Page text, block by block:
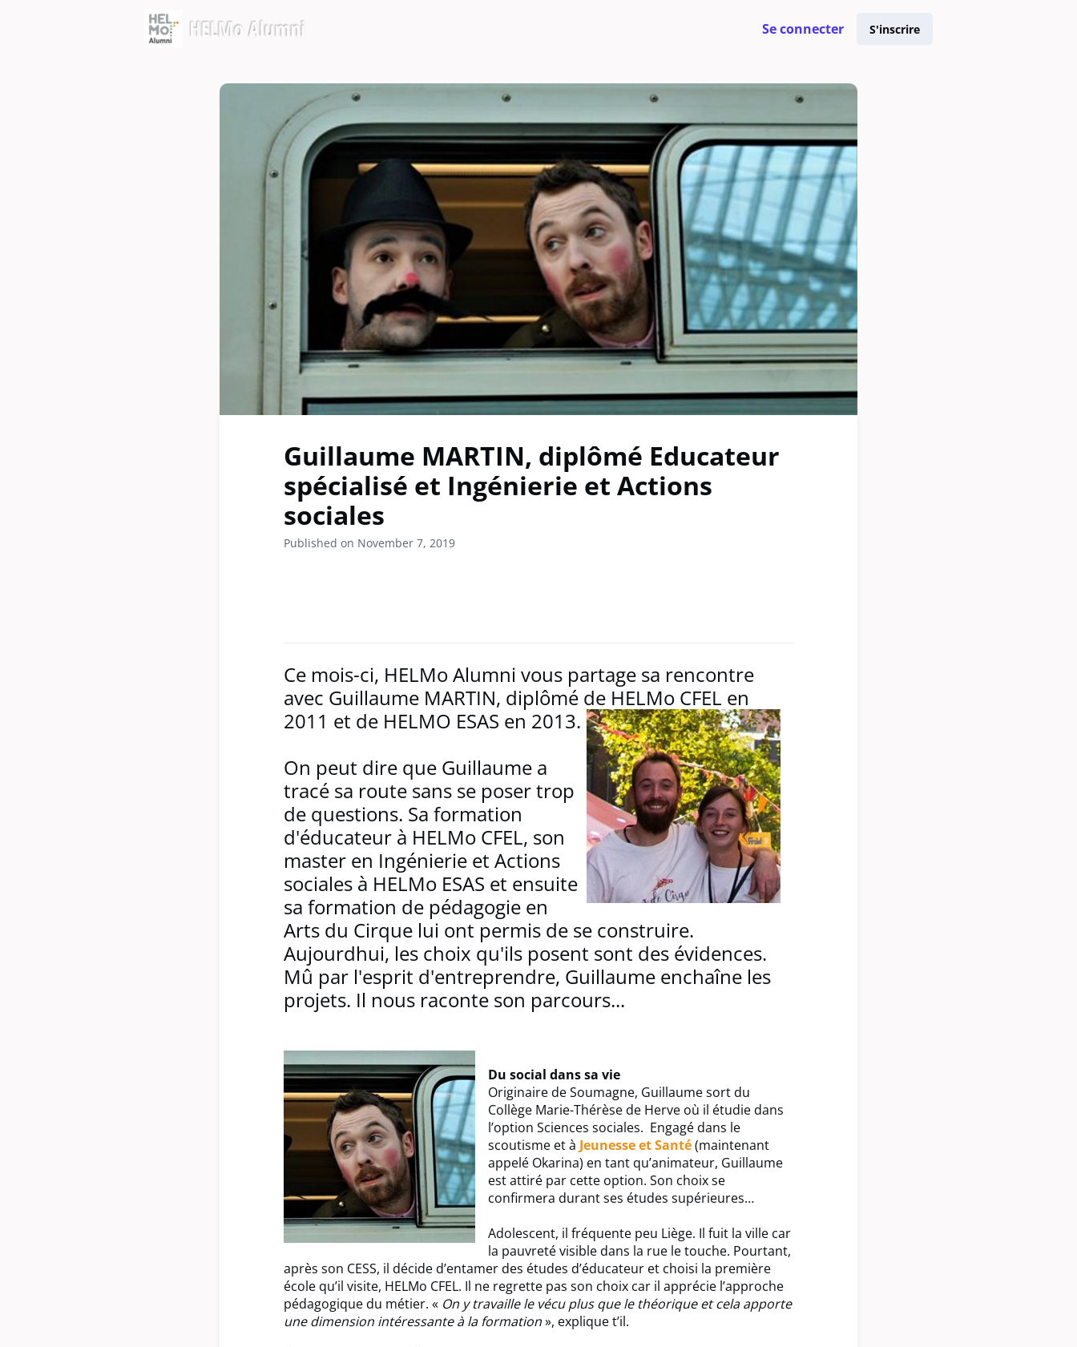
Opportunités professionnelles
Se connecter S'inscrire
Guillaume MARTIN, diplômé Educateur
spécialisé et Ingénierie et Actions
sociales
Published on November 7, 2019
Ce mois-ci, HELMo Alumni vous partage sa rencontre
avec Guillaume MARTIN, diplômé de HELMo CFEL en
2011 et de HELMO ESAS en 2013.
On peut dire que Guillaume a
tracé sa route sans se poser trop
de questions. Sa formation
d'éducateur à HELMo CFEL, son
master en Ingénierie et Actions
sociales à HELMo ESAS et ensuite
sa formation de pédagogie en
Arts du Cirque lui ont permis de se construire.
Aujourdhui, les choix qu'ils posent sont des évidences.
Mû par l'esprit d'entreprendre, Guillaume enchaîne les
projets. Il nous raconte son parcours...
Du social dans sa vie
Originaire de Soumagne, Guillaume sort du
Collège Marie-Thérèse de Herve où il étudie dans
l’option Sciences sociales. Engagé dans le
scoutisme et à Jeunesse et Santé(maintenant
appelé Okarina) en tant qu’animateur, Guillaume
est attiré par cette option. Son choix se
confirmera durant ses études supérieures…
Adolescent, il fréquente peu Liège. Il fuit la ville car
la pauvreté visible dans la rue le touche. Pourtant,
après son CESS, il décide d’entamer des études d’éducateur et choisi la première
école qu’il visite, HELMo CFEL. Il ne regrette pas son choix car il apprécie l’approche
pédagogique du métier. « On y travaille le vécu plus que le théorique et cela apporte
une dimension intéressante à la formation», explique t’il.